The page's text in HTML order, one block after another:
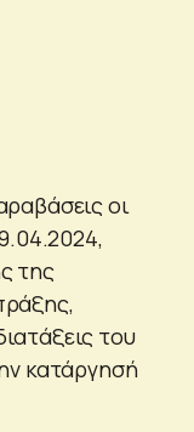
οι
της
του
κατάργησή